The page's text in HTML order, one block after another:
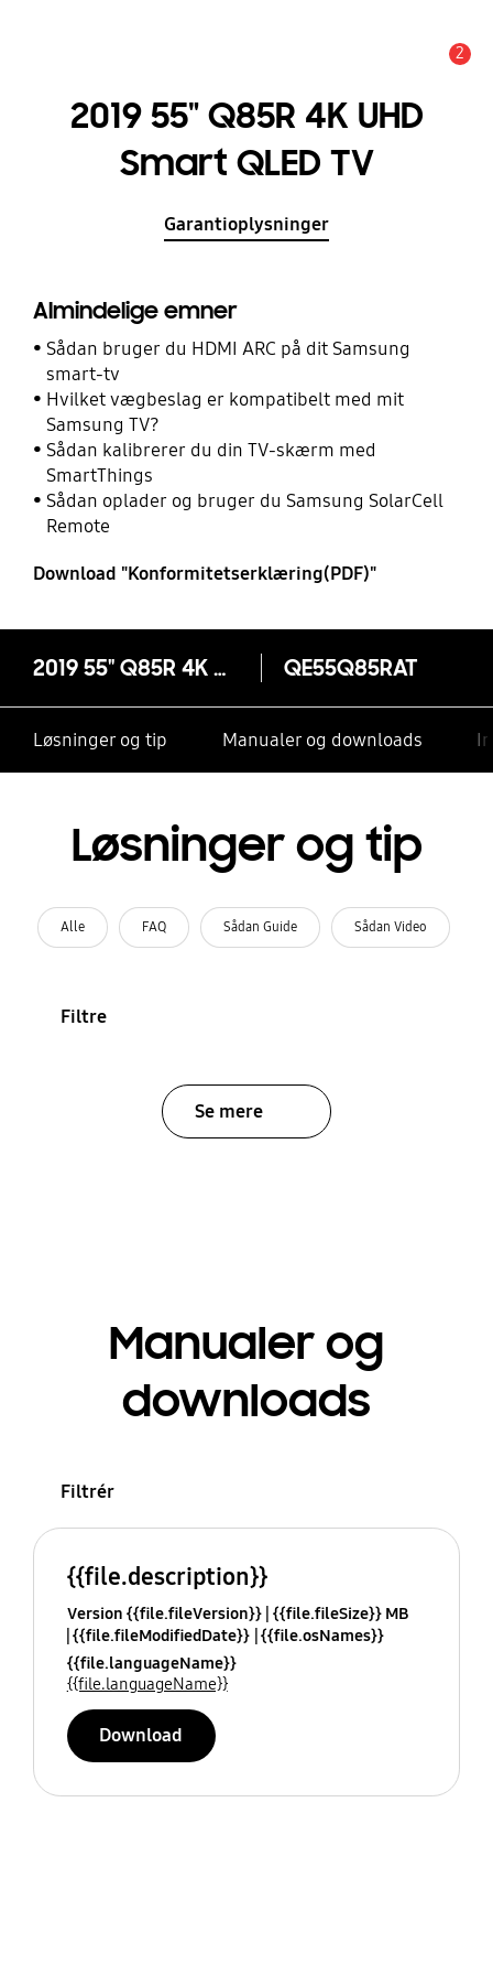
2
2019 55" Q85R 4K UHD
Smart QLED TV
Garantioplysninger
Almindelige emner
Sådan bruger du HDMI ARC på dit Samsung
smart-tv
Hvilket vægbeslag er kompatibelt med mit
Samsung TV?
Sådan kalibrerer du din TV-skærm med
SmartThings
Sådan oplader og bruger du Samsung SolarCell
Remote
Download "Konformitetserklæring(PDF)"
2019 55" Q85R 4K UHD Smart QLED TV QE55Q85RAT
Løsninger og tip Manualer og downloads
Løsninger og tip
Alle FAQ Sådan Guide Sådan Video
Filtre
Se mere
Manualer og
downloads
Filtrér
{{file.description}}
Version {{file.fileVersion}} {{file.fileSize}} MB
{{file.fileModifiedDate}} {{file.osNames}}
{{file.languageName}}
{{file.languageName}}
Download